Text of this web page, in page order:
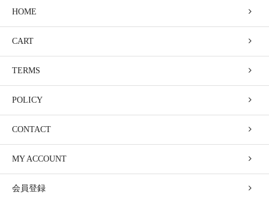
HOME
CART
TERMS
POLICY
CONTACT
MY ACCOUNT
会員登録